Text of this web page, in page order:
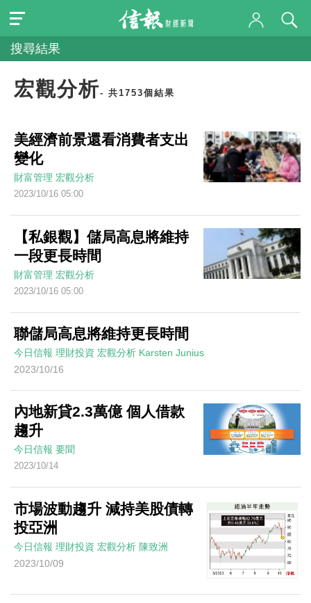
搜尋結果
宏觀分析- 共1753個結果
美經濟前景還看消費者支出
變化
財富管理 宏觀分析
2023/10/16 05:00
【私銀觀】儲局高息將維持
一段更長時間
財富管理 宏觀分析
2023/10/16 05:00
聯儲局高息將維持更長時間
今日信報 理財投資 宏觀分析 Karsten Junius
2023/10/16
內地新貸2.3萬億 個人借款
趨升
今日信報 要聞
2023/10/14
市場波動趨升 減持美股債轉
投亞洲
今日信報 理財投資 宏觀分析 陳致洲
2023/10/09